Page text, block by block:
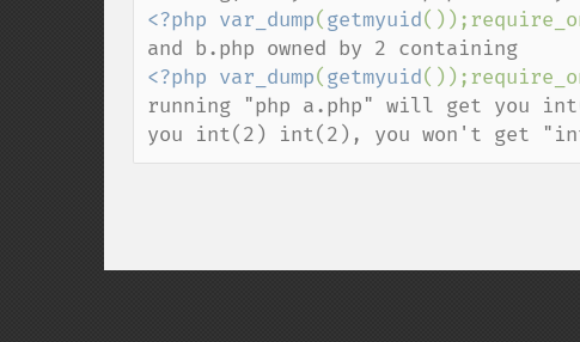
<?php var_dump(getmyuid
<?php var_dump(getmyuid
running "php a.php" will get you
you int(2) int(2), you won't get